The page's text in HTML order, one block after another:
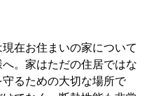
在お住まいの家について
。家はただの住居ではな
るための大切な場所で